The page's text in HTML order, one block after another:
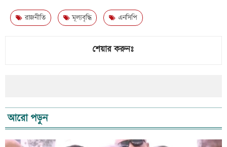
রাজনীতি মূল্যবৃদ্ধি এনসিপি
শেয়ার করুনঃ
আরো পড়ুন